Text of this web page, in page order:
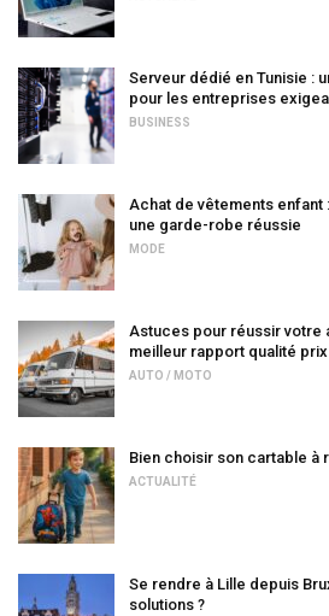
Serveur dédié en Tunisie :
pour les entreprises
BUSINESS
Achat de vêtements
une garde-robe réussie
MODE
Astuces pour réussir votre
meilleur rapport qualité prix
AUTO / MOTO
Bien choisir son cartable à
ACTUALITÉ
Se rendre à Lille depuis
solutions ?